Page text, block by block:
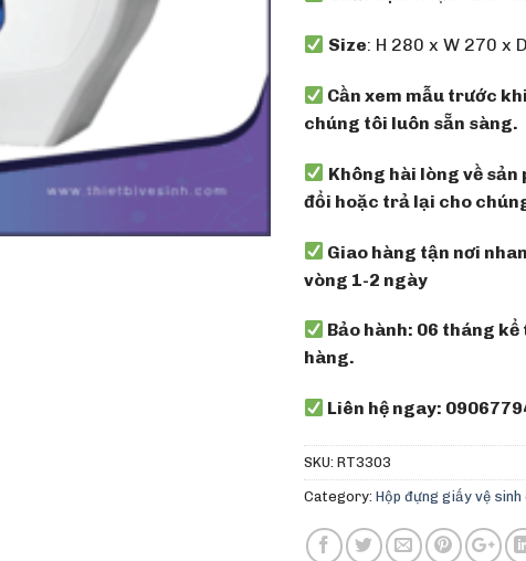
Size: H 280 x W 270 x
Cần xem mẫu trước
chúng tôi luôn sẵn sàng.
Không hài lòng về
đổi hoặc trả lại cho
Giao hàng tận nơi
vòng 1-2 ngày
Bảo hành: 06 tháng
hàng.
Liên hệ ngay:
SKU: RT3303
Category: Hộp đựng giấy vệ sinh